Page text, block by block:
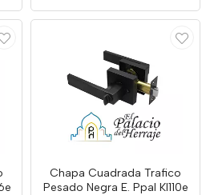
Chapa Cuadrada Trafico
Pesado Negra E. Ppal Kl110e